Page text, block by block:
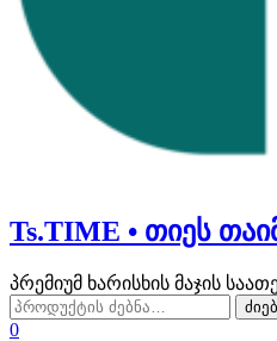
Ts.TIME • თიეს
პრემიუმ ხარისხის მაჯის
ძებნა:
0